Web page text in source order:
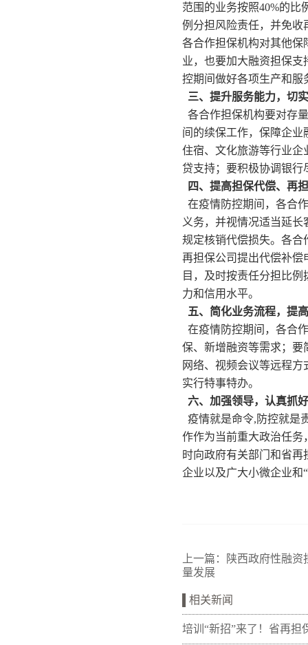
范围的业务按照40%的比
例分担风险责任，并免收
各合作担保机构对其他保
业，也要加大融资担保
控期间做好各项生产和服
三、提升服务能力，切
各合作担保机构要对存
间的续保工作，保障企
住宿、文化旅游等行业企
贷支持；要积极协调银行
四、提高担保代偿、再
在疫情防控期间，各合
义务，并视情况适当延
规定核销代偿损失。各合
再担保公司提出代偿补偿
目，及时按责任分担比
力和信用水平。
五、简化业务流程，提
在疫情防控期间，各合
保、新增融资等需求；要
网络、视频会议等远程
实行特事特办。
六、加强领导，认真抓
疫情就是命令,防控就是
作作为当前重大政治任务
时向政府有关部门和省
企业以及广大小微企业和
上一篇：
陕西政府性融资
量发展
相关新闻
培训“新招”来了！省再担